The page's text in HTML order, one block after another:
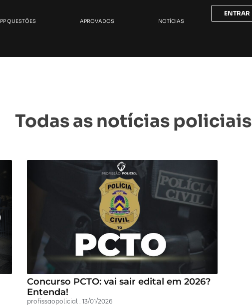
PP QUESTÕES APROVADOS NOTÍCIAS
ENTRAR
Todas as notícias policiais
Concurso PCTO: vai sair edital em 2026?
Entenda!
profissaopolicial 13/01/2026